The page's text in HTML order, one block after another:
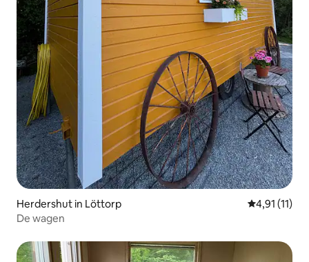
Herdershut in Löttorp Gemiddelde
4,91 (11)
De wagen